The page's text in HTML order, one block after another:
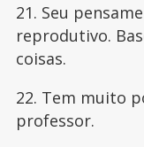
21. Seu
reprodutivo.
coisas.
22. Tem muito
professor.